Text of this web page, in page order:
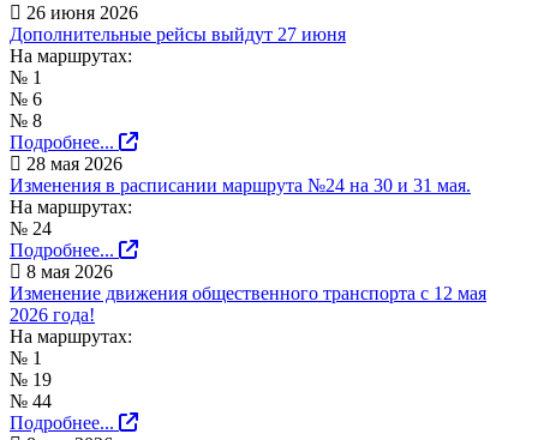
26 июня 2026
Дополнительные рейсы выйдут 27 июня
На маршрутах:
№ 1
№ 6
№ 8
Подробнее...
28 мая 2026
Изменения в расписании маршрута №24 на 30 и 31 мая.
На маршрутах:
№ 24
Подробнее...
8 мая 2026
Изменение движения общественного транспорта с 12 мая
2026 года!
На маршрутах:
№ 1
№ 19
№ 44
Подробнее...